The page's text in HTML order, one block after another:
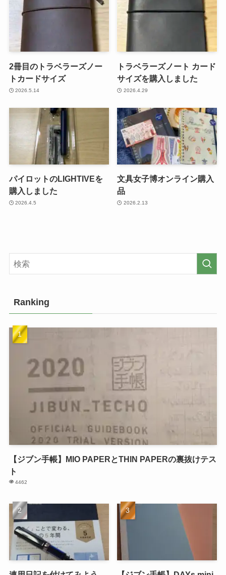
2冊目のトラベラーズノー
トカードサイズ
2026.5.14
トラベラーズノート カード
サイズを購入しました
2026.4.29
パイロットのLIGHTIVEを
購入しました
2026.4.5
文具女子博オンライン購入
品
2026.2.13
Ranking
【ジブン手帳】MIO PAPERとTHIN PAPERの裏抜けテス
ト
4462